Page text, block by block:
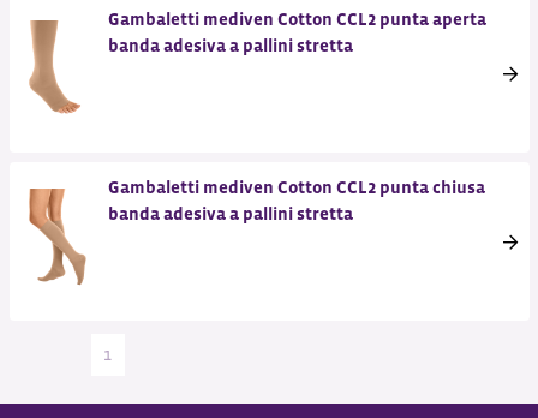
Gambaletti mediven Cotton CCL2 punta aperta
banda adesiva a pallini stretta
Gambaletti mediven Cotton CCL2 punta chiusa
banda adesiva a pallini stretta
1